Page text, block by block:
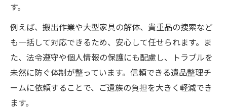
す。
例えば、搬出作業や大型家具の解体、貴重品の捜索など
も一括して対応できるため、安心して任せられます。ま
た、法令遵守や個人情報の保護にも配慮し、トラブルを
未然に防ぐ体制が整っています。信頼できる遺品整理チ
ームに依頼することで、ご遺族の負担を大きく軽減でき
ます。